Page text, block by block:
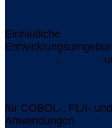
Einheitliche
,
für COBOL-, PL/I-
Anwendungen